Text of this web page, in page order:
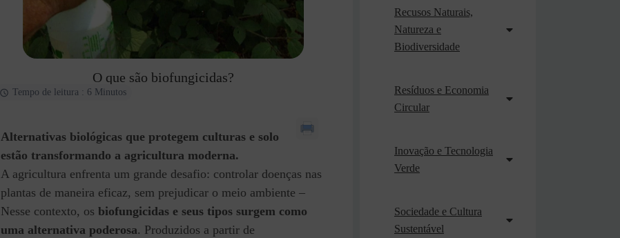
O que são biofungicidas?
Tempo de leitura : 6 Minutos
Alternativas biológicas que protegem culturas e solo
estão transformando a agricultura moderna.
A agricultura enfrenta um grande desafio: controlar doenças nas
plantas de maneira eficaz, sem prejudicar o meio ambiente –
Nesse contexto, os biofungicidas e seus tipos surgem como
uma alternativa poderosa. Produzidos a partir de
Recusos Naturais,
Natureza e
Biodiversidade
Resíduos e Economia
Circular
Inovação e Tecnologia
Verde
Sociedade e Cultura
Sustentável